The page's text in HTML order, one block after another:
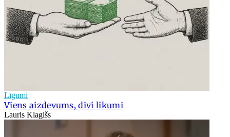
Līgumi
Viens aizdevums, divi likumi
Lauris Klagišs